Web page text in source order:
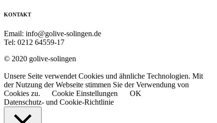
KONTAKT
Email: info@golive-solingen.de
Tel: 0212 64559-17
© 2020 golive-solingen
Unsere Seite verwendet Cookies und ähnliche Technologien. Mit
der Nutzung der Webseite stimmen Sie der Verwendung von
Cookies zu.
Cookie Einstellungen
OK
Datenschutz- und Cookie-Richtlinie